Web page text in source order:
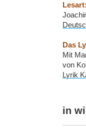
Das
Mit
von
Lyrik
in